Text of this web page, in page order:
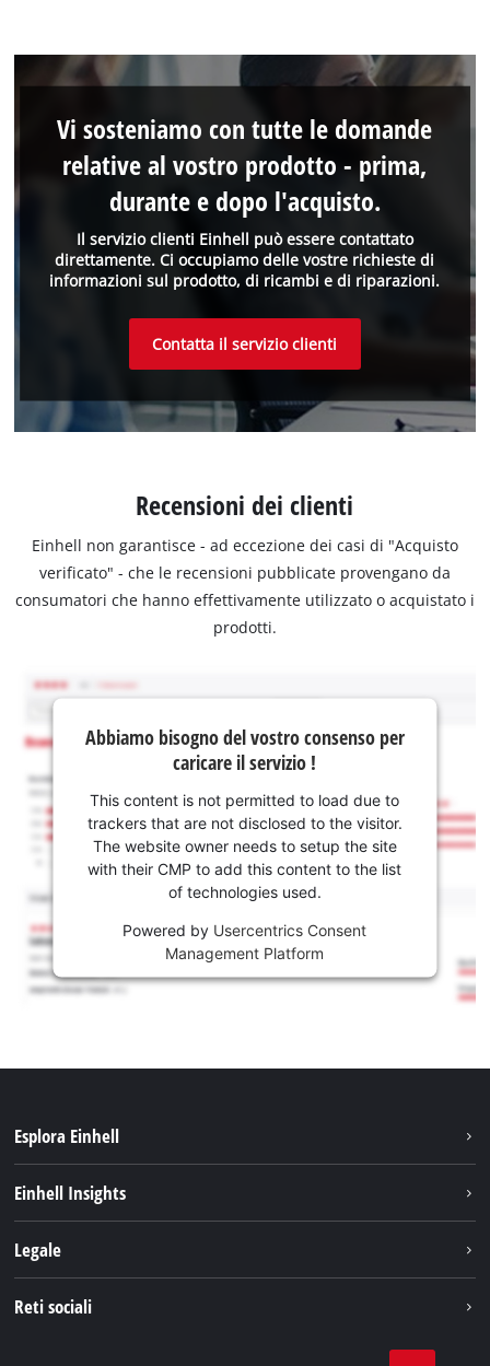
Il servizio clienti Einhell può essere contattato
direttamente. Ci occupiamo delle vostre richieste di
informazioni sul prodotto, di ricambi e di riparazioni.
Vi sosteniamo con tutte le domande
relative al vostro prodotto - prima,
durante e dopo l'acquisto.
Contatta il servizio clienti
Recensioni dei clienti
Einhell non garantisce - ad eccezione dei casi di "Acquisto
verificato" - che le recensioni pubblicate provengano da
consumatori che hanno effettivamente utilizzato o acquistato i
prodotti.
Abbiamo bisogno del vostro consenso per
caricare il servizio !
This content is not permitted to load due to
trackers that are not disclosed to the visitor.
The website owner needs to setup the site
with their CMP to add this content to the list
of technologies used.
Powered by Usercentrics Consent
Management Platform
Esplora Einhell
Chi siamo
Einhell Insights
Einhell prodotti
Legale
Reti sociali